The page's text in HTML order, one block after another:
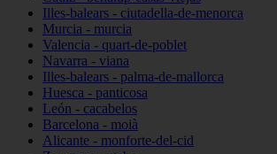
Illes-balears - ciutadella-de-menorca
Murcia - murcia
Valencia - quart-de-poblet
Navarra - viana
Illes-balears - palma-de-mallorca
Huesca - panticosa
León - cacabelos
Barcelona - moià
Alicante - monforte-del-cid